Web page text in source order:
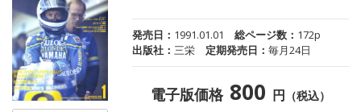
発売日： 1991.01.01 総ページ数： 172p
出版社：三栄 定期発売日：毎月24日
電子版価格 800 円 （税込）